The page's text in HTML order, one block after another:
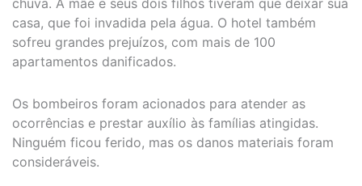
chuva. A mãe e seus dois filhos tiveram que deixar sua
casa, que foi invadida pela água. O hotel também
sofreu grandes prejuízos, com mais de 100
apartamentos danificados.
Os bombeiros foram acionados para atender as
ocorrências e prestar auxílio às famílias atingidas.
Ninguém ficou ferido, mas os danos materiais foram
consideráveis.